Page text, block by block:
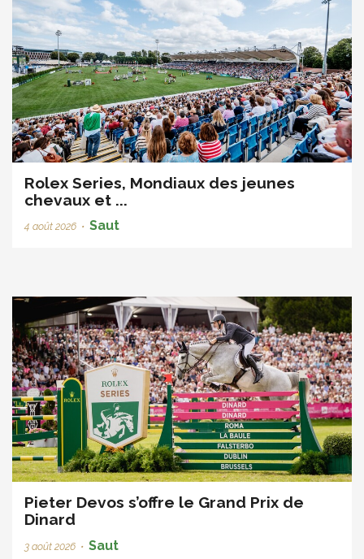
Rolex Series, Mondiaux des jeunes
chevaux et ...
4 août 2026 • Saut
Pieter Devos s’offre le Grand Prix de
Dinard
3 août 2026 • Saut